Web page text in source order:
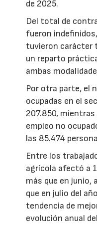
de 2025.
Del total de
fueron
tuvieron carácter
un reparto
ambas
Por otra parte, el
ocupadas en el
207.850,
empleo no
las 85.474
Entre los
agrícola afectó a
más que en junio,
que en julio del
tendencia de
evolución anual